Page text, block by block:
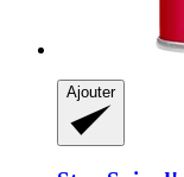
Ajouter